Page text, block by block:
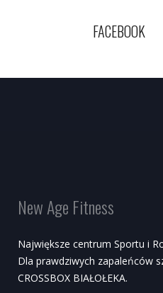
FACEBOOK
New Age Fitness
Największe centrum Sportu i
Dla prawdziwych zapaleńców
CROSSBOX BIAŁOŁEKA.